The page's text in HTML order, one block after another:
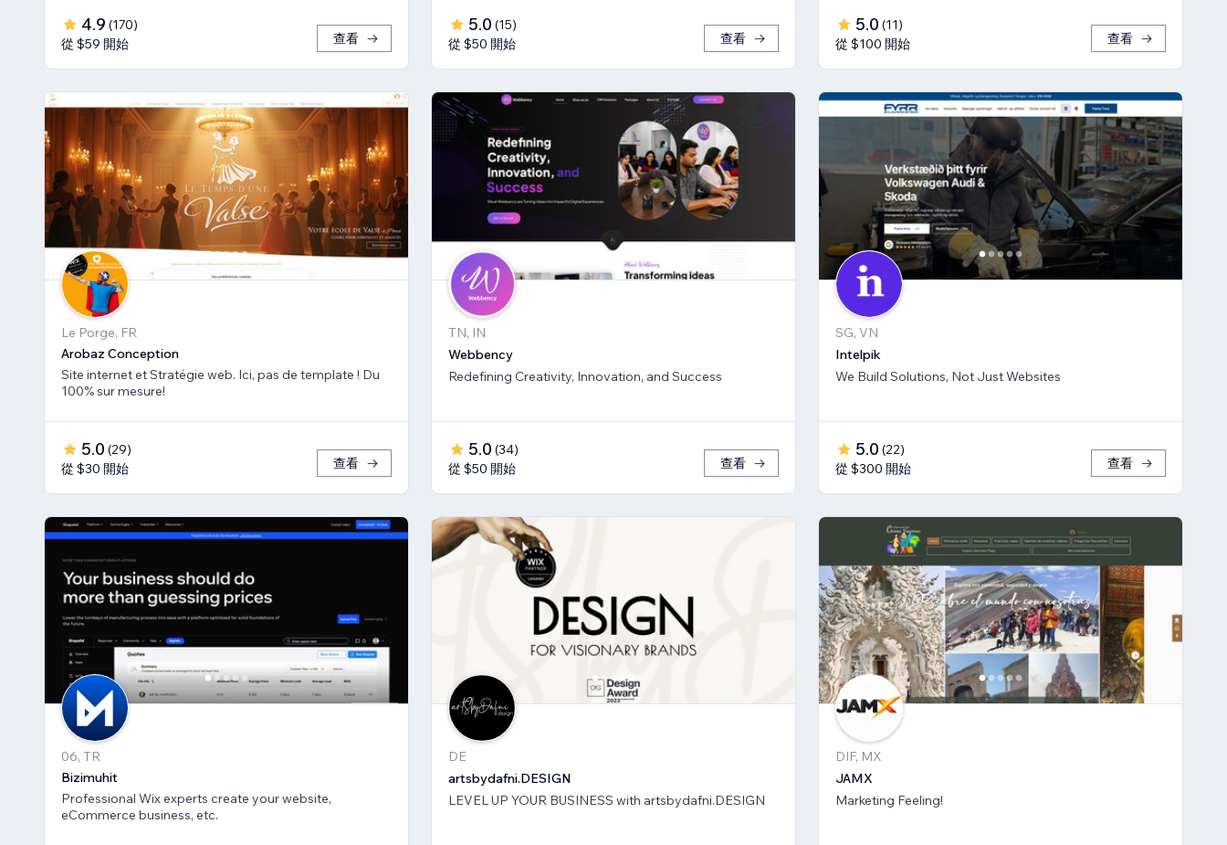
4.9 (170)
從 $59 開始
查看
5.0 (15)
從 $50 開始
查看
5.0 (11)
從 $100 開始
查看
Le Porge, FR
Arobaz Conception
Site internet et Stratégie web. Ici, pas de template ! Du
100% sur mesure!
5.0 (29)
從 $30 開始
查看
TN, IN
Webbency
Redefining Creativity, Innovation, and Success
5.0 (34)
從 $50 開始
查看
SG, VN
Intelpik
We Build Solutions, Not Just Websites
5.0 (22)
從 $300 開始
查看
06, TR
Bizimuhit
Professional Wix experts create your website,
eCommerce business, etc.
DE
artsbydafni.DESIGN
LEVEL UP YOUR BUSINESS with artsbydafni.DESIGN
DIF, MX
JAMX
Marketing Feeling!